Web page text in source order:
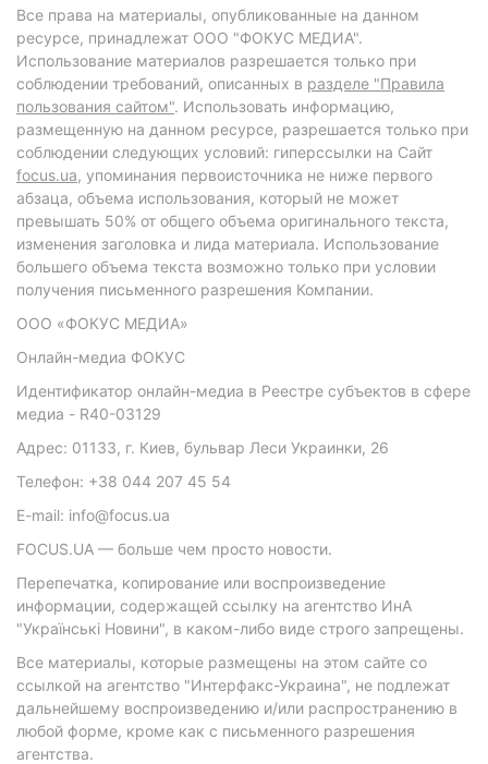
Все права на материалы, опубликованные на данном
ресурсе, принадлежат ООО "ФОКУС МЕДИА".
Использование материалов разрешается только при
соблюдении требований, описанных в разделе "Правила
пользования сайтом". Использовать информацию,
размещенную на данном ресурсе, разрешается только при
соблюдении следующих условий: гиперссылки на Сайт
focus.ua, упоминания первоисточника не ниже первого
абзаца, объема использования, который не может
превышать 50% от общего объема оригинального текста,
изменения заголовка и лида материала. Использование
большего объема текста возможно только при условии
получения письменного разрешения Компании.
ООО «ФОКУС МЕДИА»
Онлайн-медиа ФОКУС
Идентификатор онлайн-медиа в Реестре субъектов в сфере
медиа - R40-03129
Адрес: 01133, г. Киев, бульвар Леси Украинки, 26
Телефон: +38 044 207 45 54
E-mail: info@focus.ua
FOCUS.UA — больше чем просто новости.
Перепечатка, копирование или воспроизведение
информации, содержащей ссылку на агентство ИнА
"Українські Новини", в каком-либо виде строго запрещены.
Все материалы, которые размещены на этом сайте со
ссылкой на агентство "Интерфакс-Украина", не подлежат
дальнейшему воспроизведению и/или распространению в
любой форме, кроме как с письменного разрешения
агентства.